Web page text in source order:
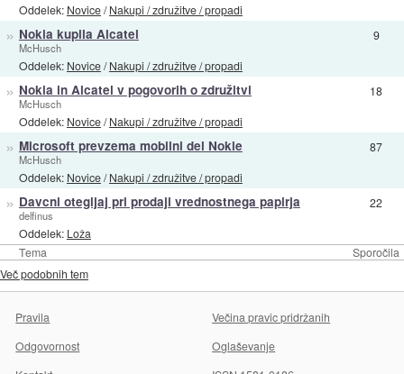
Tema Sporočila
Oddelek: Novice/Nakupi / združitve / propadi
» Nokia kupila Alcatel
McHusch
Oddelek: Novice/Nakupi / združitve / propadi
9
» Nokia in Alcatel v pogovorih o združitvi
McHusch
Oddelek: Novice/Nakupi / združitve / propadi
18
» Microsoft prevzema mobilni del Nokie
McHusch
Oddelek: Novice/Nakupi / združitve / propadi
87
» Davcni otegljaj pri prodaji vrednostnega papirja
delfinus
Oddelek: Loža
22
Več podobnih tem
Pravila
Večina pravic pridržanih
Odgovornost
Oglaševanje